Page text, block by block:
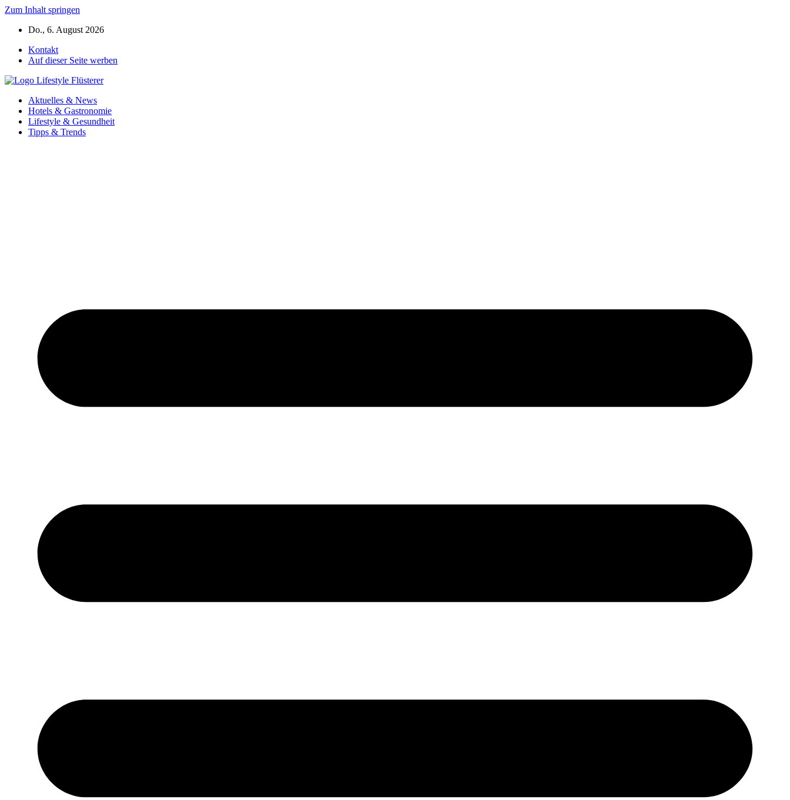
Zum Inhalt springen
Do., 6. August 2026
Kontakt
Auf dieser Seite werben
Aktuelles & News
Hotels & Gastronomie
Lifestyle & Gesundheit
Tipps & Trends